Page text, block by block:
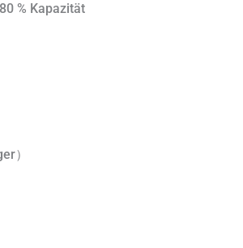
% Kapazität
）